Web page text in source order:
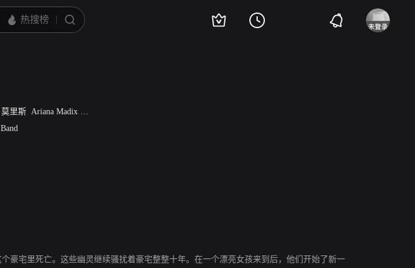
莫里斯 Ariana Madix
埃里克·罗伯茨
豪宅里死亡。这些幽灵继续骚扰着豪宅整整十年。在一个漂亮女孩来到后，他们开始了新一